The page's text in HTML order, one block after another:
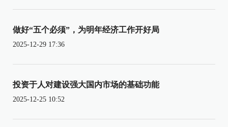
做好“五个必须”，为明年经济工作开好局
2025-12-29 17:36
投资于人对建设强大国内市场的基础功能
2025-12-25 10:52